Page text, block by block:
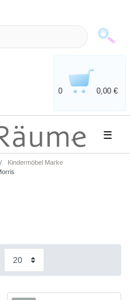
0 0,00 €
☰
Kindermöbel Marke